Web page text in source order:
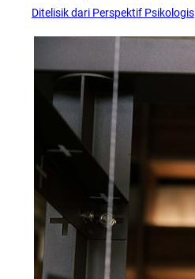
Ditelisik dari Perspektif Psikologis